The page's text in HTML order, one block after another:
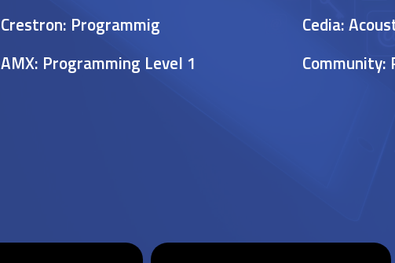
Crestron: Programmig
Cedia:
AMX: Programming Level 1
Community: